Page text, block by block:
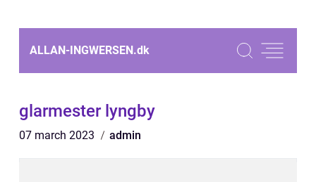
ALLAN-INGWERSEN.dk
glarmester lyngby
07 march 2023 admin